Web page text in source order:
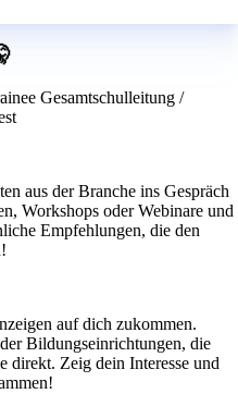
Gesamtschulleitung /
aus der Branche ins Gespräch
Workshops oder Webinare und
Empfehlungen, die den
auf dich zukommen.
Bildungseinrichtungen, die
direkt. Zeig dein Interesse und